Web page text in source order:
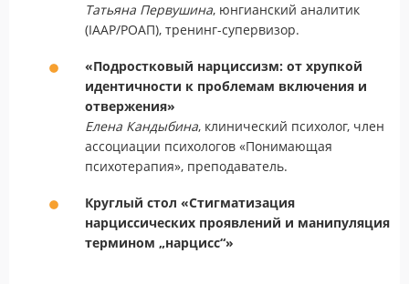
Татьяна Первушина, юнгианский аналитик
(IAAP/РОАП), тренинг-супервизор.
«Подростковый нарциссизм: от хрупкой
идентичности к проблемам включения и
отвержения»
Елена Кандыбина, клинический психолог, член
ассоциации психологов «Понимающая
психотерапия», преподаватель.
Круглый стол «Стигматизация
нарциссических проявлений и манипуляция
термином „нарцисс“»